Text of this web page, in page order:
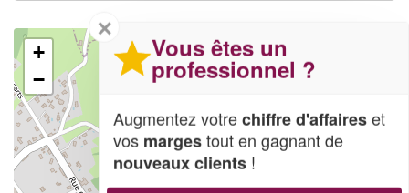
+
−
✕
Vous êtes un
professionnel ?
Augmentez votrechiffre d'affaireset
vos margestout en gagnant de
nouveaux clients !